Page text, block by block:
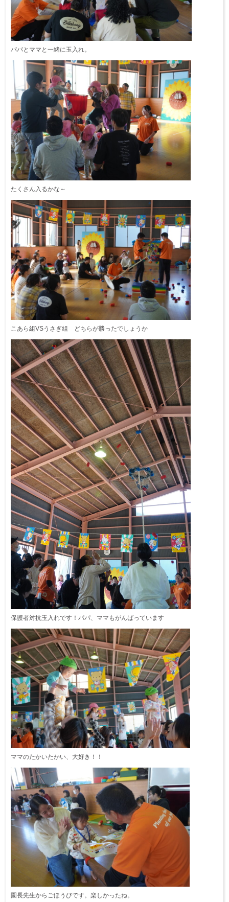
パパとママと一緒に玉入れ。
たくさん入るかな～
こあら組VSうさぎ組 どちらが勝ったでしょうか
保護者対抗玉入れです！パパ、ママもがんばっています
ママのたかいたかい、大好き！！
園長先生からごほうびです。楽しかったね。